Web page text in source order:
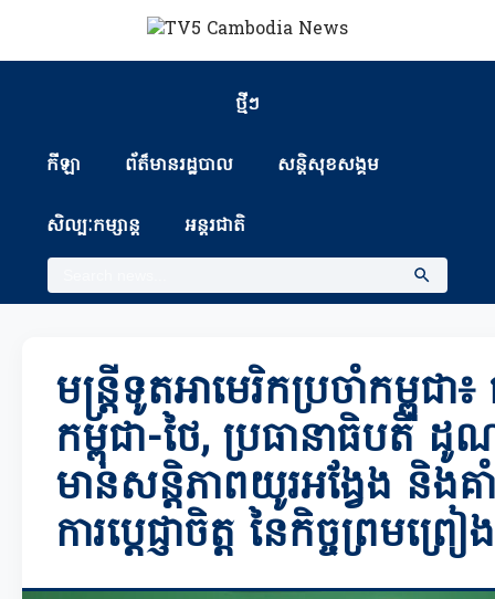
ថ្មីៗ
កីឡា ព័ត៏មានរដ្ឋបាល សន្តិសុខសង្គម
សិល្បៈកម្សាន្ត អន្តរជាតិ
មន្រ្តីទូតអាមេរិកប្រចាំកម្ពុជា
កម្ពុជា-ថៃ, ប្រធានាធិបតី
មានសន្តិភាពយូរអង្វែង និងគ
ការប្តេជ្ញាចិត្ត នៃកិច្ចព្រម